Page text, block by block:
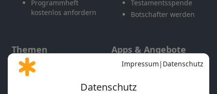
Programmheft
kostenlos anfordern
Testamentsspende
Botschafter werden
Themen
Gott und Bibel erklärt
Apps & Angebote
Mobile App